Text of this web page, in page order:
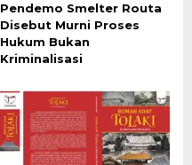
Pendemo Smelter Routa
Disebut Murni Proses
Hukum Bukan
Kriminalisasi